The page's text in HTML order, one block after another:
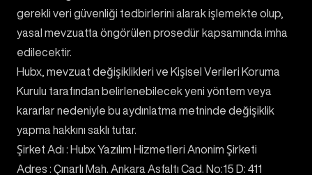
gerekli veri güvenliği tedbirlerini alarak işlemekte olup,
yasal mevzuatta öngörülen prosedür kapsamında imha
edilecektir.
Hubx, mevzuat değişiklikleri ve Kişisel Verileri Koruma
Kurulu tarafından belirlenebilecek yeni yöntem veya
kararlar nedeniyle bu aydınlatma metninde değişiklik
yapma hakkını saklı tutar.
Şirket Adı : Hubx Yazılım Hizmetleri Anonim Şirketi
Adres : Çınarlı Mah. Ankara Asfaltı Cad. No:15 D: 411